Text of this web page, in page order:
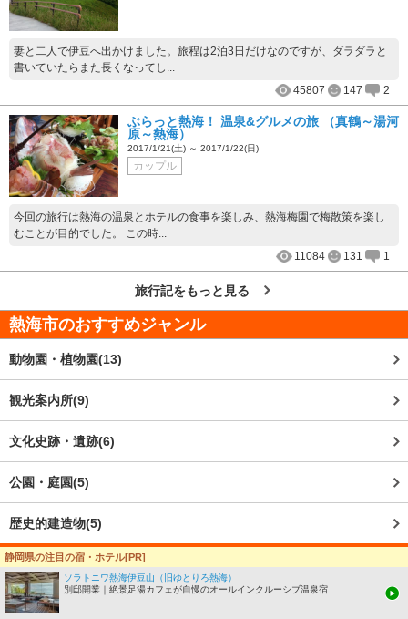
妻と二人で伊豆へ出かけました。旅程は2泊3日だけなのですが、ダラダラと
書いていたらまた長くなってし...
45807
147 2
ぶらっと熱海！ 温泉&グルメの旅 （真鶴～湯河
原～熱海）
2017/1/21(土) ～ 2017/1/22(日)
カップル
今回の旅行は熱海の温泉とホテルの食事を楽しみ、熱海梅園で梅散策を楽し
むことが目的でした。 この時...
11084
131 1
旅行記をもっと見る
熱海市のおすすめジャンル
動物園・植物園(13)
観光案内所(9)
文化史跡・遺跡(6)
公園・庭園(5)
歴史的建造物(5)
お出かけスポット・名所巡りのエリアを変更する
全国
静岡県の注目の宿・ホテル[PR]
ソラトニワ熱海伊豆山（旧ゆとりろ熱海）
別邸開業｜絶景足湯カフェが自慢のオールインクルーシブ温泉宿